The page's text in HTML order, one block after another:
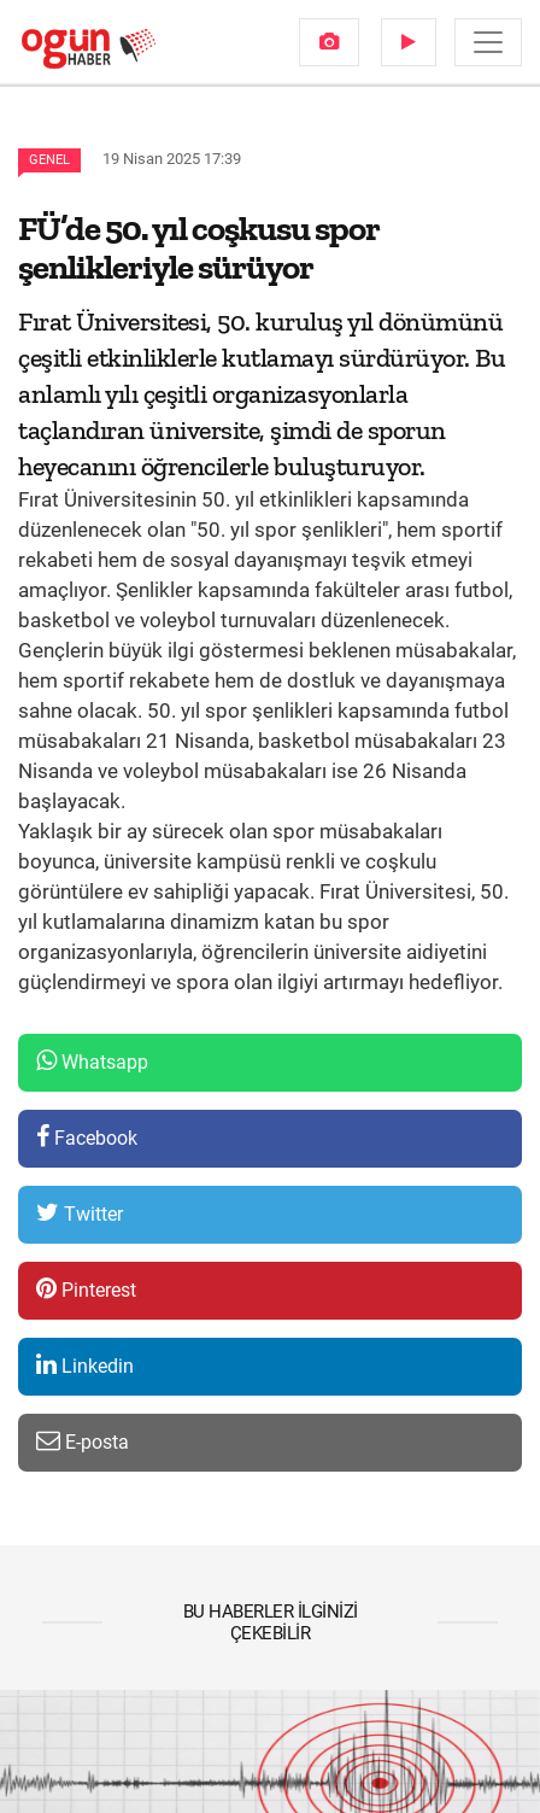
GENEL 19 Nisan 2025 17:39
FÜ’de 50. yıl coşkusu spor
şenlikleriyle sürüyor
Fırat Üniversitesi, 50. kuruluş yıl dönümünü
çeşitli etkinliklerle kutlamayı sürdürüyor. Bu
anlamlı yılı çeşitli organizasyonlarla
taçlandıran üniversite, şimdi de sporun
heyecanını öğrencilerle buluşturuyor.
Fırat Üniversitesinin 50. yıl etkinlikleri kapsamında
düzenlenecek olan "50. yıl spor şenlikleri", hem sportif
rekabeti hem de sosyal dayanışmayı teşvik etmeyi
amaçlıyor. Şenlikler kapsamında fakülteler arası futbol,
basketbol ve voleybol turnuvaları düzenlenecek.
Gençlerin büyük ilgi göstermesi beklenen müsabakalar,
hem sportif rekabete hem de dostluk ve dayanışmaya
sahne olacak. 50. yıl spor şenlikleri kapsamında futbol
müsabakaları 21 Nisanda, basketbol müsabakaları 23
Nisanda ve voleybol müsabakaları ise 26 Nisanda
başlayacak.
Yaklaşık bir ay sürecek olan spor müsabakaları
boyunca, üniversite kampüsü renkli ve coşkulu
görüntülere ev sahipliği yapacak. Fırat Üniversitesi, 50.
yıl kutlamalarına dinamizm katan bu spor
organizasyonlarıyla, öğrencilerin üniversite aidiyetini
güçlendirmeyi ve spora olan ilgiyi artırmayı hedefliyor.
Whatsapp
Facebook
Twitter
Pinterest
Linkedin
E-posta
BU HABERLER İLGINIZI
ÇEKEBILIR